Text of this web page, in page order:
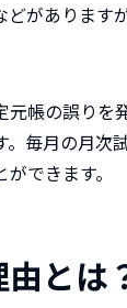
どがありま
元帳の誤り
毎月の月次
できます。
とは